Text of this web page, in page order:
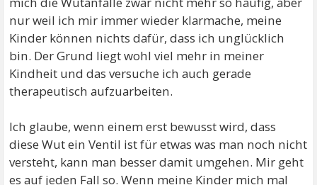
nur weil ich mir immer wieder klarmache, meine
Kinder können nichts dafür, dass ich unglücklich
bin. Der Grund liegt wohl viel mehr in meiner
Kindheit und das versuche ich auch gerade
therapeutisch aufzuarbeiten.
Ich glaube, wenn einem erst bewusst wird, dass
diese Wut ein Ventil ist für etwas was man noch nicht
versteht, kann man besser damit umgehen. Mir geht
es auf jeden Fall so. Wenn meine Kinder mich mal